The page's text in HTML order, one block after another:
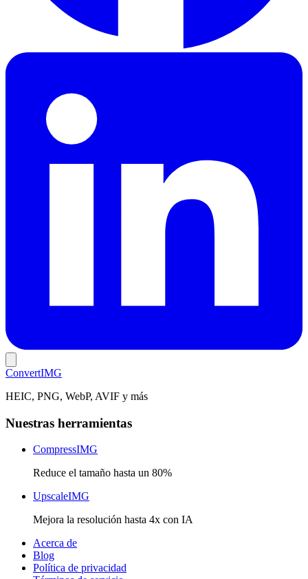
ConvertIMG
HEIC, PNG, WebP, AVIF y más
Nuestras herramientas
CompressIMG
Reduce el tamaño hasta un 80%
UpscaleIMG
Mejora la resolución hasta 4x con IA
Acerca de
Blog
Política de privacidad